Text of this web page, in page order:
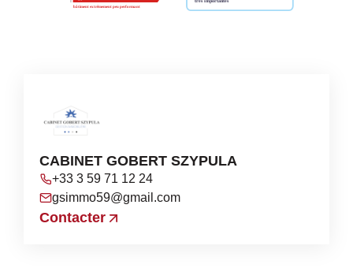
CABINET GOBERT SZYPULA
+33 3 59 71 12 24
gsimmo59@gmail.com
Contacter